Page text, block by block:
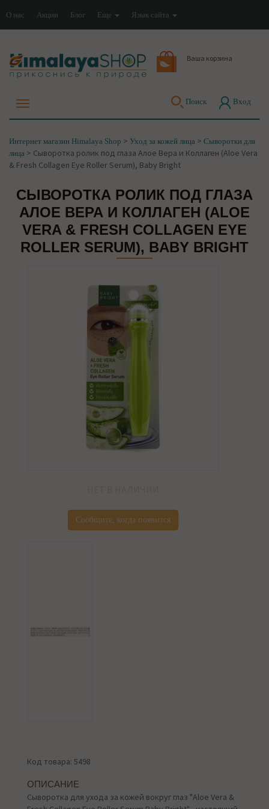
О нас Акции Блог Еще Язык сайта
Ваша корзина
Поиск Вход
Интернет магазин Himalaya Shop > Уход за кожей лица > Сыворотки для
лица > Сыворотка ролик под глаза Алое Вера и Коллаген (Aloe Vera
& Fresh Collagen Eye Roller Serum), Baby Bright
СЫВОРОТКА РОЛИК ПОД ГЛАЗА
АЛОЕ ВЕРА И КОЛЛАГЕН (ALOE
VERA & FRESH COLLAGEN EYE
ROLLER SERUM), BABY BRIGHT
Сообщите, когда появится
Код товара: 5498
ОПИСАНИЕ
Сыворотка для ухода за кожей вокруг глаз "Aloe Vera &